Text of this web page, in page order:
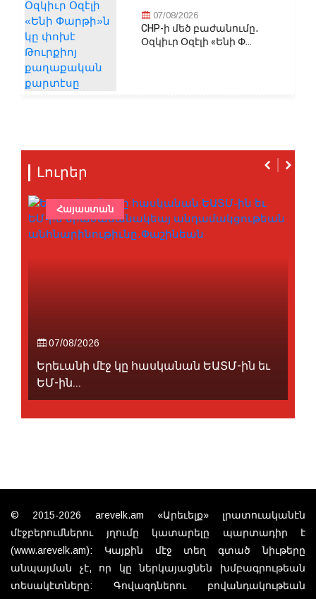
07/08/2026
CHP-ի մեծ բաժանումը․
Օզկիւր Օզէլի «Ենի Փ...
Լուրեր
07/08/2026
Երեւանի մէջ կը հասկանան ԵԱՏՄ-ին եւ
ԵՄ-ին...
Հայաստան
© 2015-2026 arevelk.am «Արեւելք» լրատուականէն
մէջբերումներու յղումը կատարելը պարտադիր է
(www.arevelk.am): Կայքին մէջ տեղ գտած նիւթերը
անպայման չէ, որ կը ներկայացնեն խմբագրութեան
տեսակէտները: Գովազդներու բովանդակութեան